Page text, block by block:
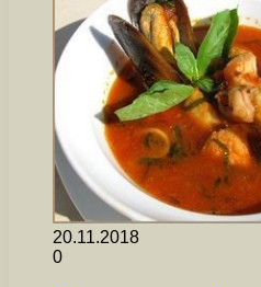
20.11.2018
0